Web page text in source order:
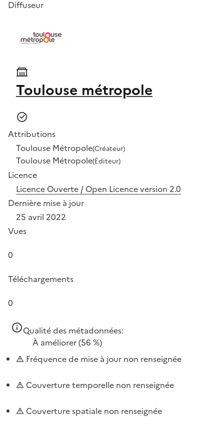
Diffuseur
Toulouse métropole
Attributions
Toulouse Métropole(Créateur)
Toulouse Métropole(Éditeur)
Licence
Licence Ouverte / Open Licence version 2.0
Dernière mise à jour
25 avril 2022
Vues
0
Téléchargements
0
Qualité des métadonnées:
À améliorer(56 %)
Fréquence de mise à jour non renseignée
Couverture temporelle non renseignée
Couverture spatiale non renseignée